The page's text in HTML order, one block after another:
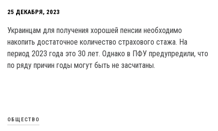
25 ДЕКАБРЯ, 2023
Украинцам для получения хорошей пенсии необходимо
накопить достаточное количество страхового стажа. На
период 2023 года это 30 лет. Однако в ПФУ предупредили, что
по ряду причин годы могут быть не засчитаны.
ОБЩЕСТВО